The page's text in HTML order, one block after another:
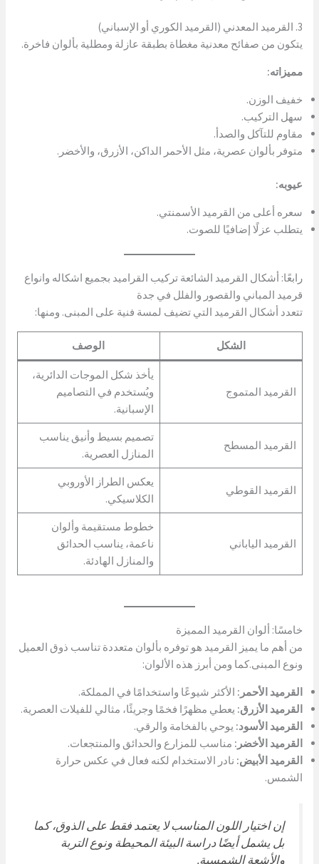
3. القرميد المعدني (القرميد الكوري أو الإسباني)
يتكون من صفائح معدنية مغطاة بطبقة عازلة ومطلية بألوان فاخرة.
مميزاته:
خفيف الوزن.
سهل التركيب.
مقاوم للتآكل والصدأ.
متوفر بألوان عصرية، مثل الأحمر الداكن، الأزرق، والأخضر.
عيوبه:
سعره أعلى من القرميد الأسمنتي.
يتطلب عزلًا إضافيًا للصوت.
رابعًا: أشكال القرميد الشائعة تركيب القراميد بجميع اشكاله وانواع
قرميد المباني والقصور والفلل في جدة
تتعدد أشكال القرميد التي تضيف لمسة فنية على المبنى. ومنها:
الشكل الوصف
القرميد المتموج
يأخذ شكل الموجات الدائرية،
ويُستخدم في التصاميم
الإسبانية.
القرميد المسطح
تصميم بسيط وأنيق يناسب
المنازل العصرية.
القرميد القوطي
يعكس الطراز الأوروبي
الكلاسيكي.
القرميد الياباني
خطوط مستقيمة وألوان
ناعمة، يناسب الحدائق
والمنازل الهادئة.
خامسًا: ألوان القرميد المميزة
من أهم ما يميز القرميد هو توفره بألوان متعددة تناسب ذوق العميل
ونوع المبنى.كما ومن أبرز هذه الألوان:
القرميد الأحمر: الأكثر شيوعًا واستخدامًا في المملكة.
القرميد الأزرق: يعطي مظهرًا فخمًا وجريئًا، مثالي للفيلات العصرية.
القرميد الأسود: يوحي بالفخامة والرقي.
القرميد الأخضر: مناسب للمزارع والحدائق والمنتجعات.
القرميد الأبيض: نادر الاستخدام لكنه فعال في عكس حرارة
الشمس.
إن اختيار اللون المناسب لا يعتمد فقط على الذوق، كما
بل يشمل أيضًا دراسة البيئة المحيطة ونوع التربة
والأشعة الشمسية.